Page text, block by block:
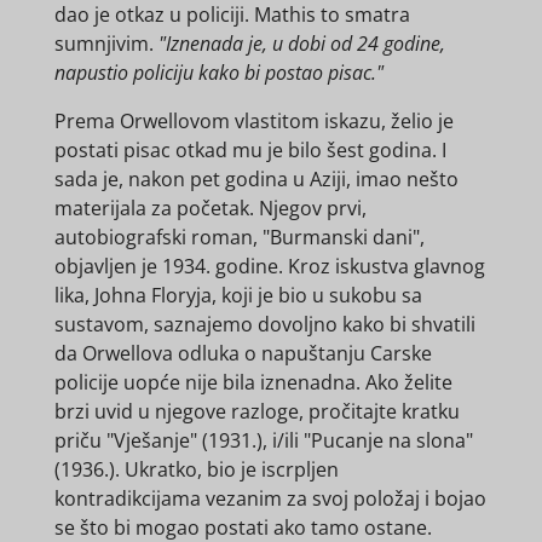
dao je otkaz u policiji. Mathis to smatra
sumnjivim. "Iznenada je, u dobi od 24 godine,
napustio policiju kako bi postao pisac."
Prema Orwellovom vlastitom iskazu, želio je
postati pisac otkad mu je bilo šest godina. I
sada je, nakon pet godina u Aziji, imao nešto
materijala za početak. Njegov prvi,
autobiografski roman, "Burmanski dani",
objavljen je 1934. godine. Kroz iskustva glavnog
lika, Johna Floryja, koji je bio u sukobu sa
sustavom, saznajemo dovoljno kako bi shvatili
da Orwellova odluka o napuštanju Carske
policije uopće nije bila iznenadna. Ako želite
brzi uvid u njegove razloge, pročitajte kratku
priču "Vješanje" (1931.), i/ili "Pucanje na slona"
(1936.). Ukratko, bio je iscrpljen
kontradikcijama vezanim za svoj položaj i bojao
se što bi mogao postati ako tamo ostane.